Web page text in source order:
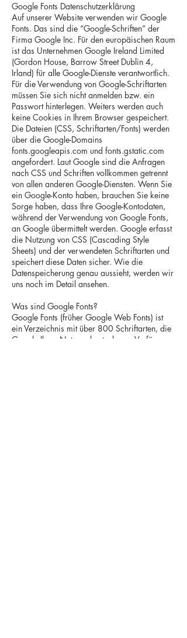
Google Fonts Datenschutzerklärung
Auf unserer Website verwenden wir Google
Fonts. Das sind die “Google-Schriften” der
Firma Google Inc. Für den europäischen Raum
ist das Unternehmen Google Ireland Limited
(Gordon House, Barrow Street Dublin 4,
Irland) für alle Google-Dienste verantwortlich.
Für die Verwendung von Google-Schriftarten
müssen Sie sich nicht anmelden bzw. ein
Passwort hinterlegen. Weiters werden auch
keine Cookies in Ihrem Browser gespeichert.
Die Dateien (CSS, Schriftarten/Fonts) werden
über die Google-Domains
fonts.googleapis.com und fonts.gstatic.com
angefordert. Laut Google sind die Anfragen
nach CSS und Schriften vollkommen getrennt
von allen anderen Google-Diensten. Wenn Sie
ein Google-Konto haben, brauchen Sie keine
Sorge haben, dass Ihre Google-Kontodaten,
während der Verwendung von Google Fonts,
an Google übermittelt werden. Google erfasst
die Nutzung von CSS (Cascading Style
Sheets) und der verwendeten Schriftarten und
speichert diese Daten sicher. Wie die
Datenspeicherung genau aussieht, werden wir
uns noch im Detail ansehen.
Was sind Google Fonts?
Google Fonts (früher Google Web Fonts) ist
ein Verzeichnis mit über 800 Schriftarten, die
Google Ihren Nutzern kostenlos zu Verfügung